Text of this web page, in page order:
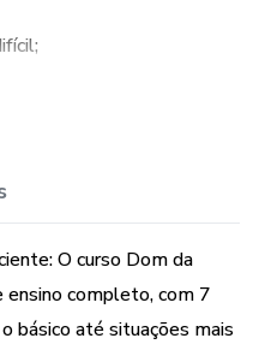
para sinalizar;
e ser acessível;
pessoas surdas.
O curso Dom da
ensino completo, com 7
básico até situações mais